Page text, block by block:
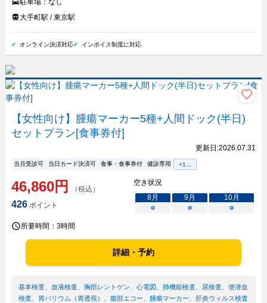
駐車場： なし
大手町駅 / 東京駅
オンライン決済対応 インボイス制度に対応
【女性向け】腫瘍マーカー5種+人間ドック(半日)
セットプラン[食事券付]
更新日:2026.07.31
当月受診可 当日カード決済可 食事・食事券付 健診専用 +1...
46,860円 （税込）
426ポイント
空き状況
8月 9月 10月
○
○ ○
所要時間： 3時間
詳細・予約
基本検査、 血液検査、 胸部レントゲン 心電図 肺機能検査、 尿検査、 便潜血
検査、 胃バリウム（胃透視） 腹部エコー 腫瘍マーカー 肝炎ウィルス検査